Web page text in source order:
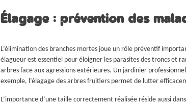
Élagage : prévention des
L’élimination des branches mortes joue un rôle préventif
élagueur est essentiel pour éloigner les parasites des troncs et
arbres face aux agressions extérieures. Un jardinier
exemple, l’élagage des arbres fruitiers permet de lutter
L’importance d’une taille correctement réalisée réside aussi